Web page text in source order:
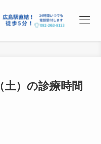
土）の診療時間